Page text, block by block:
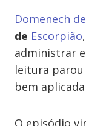
Domenech
de Escorpião
administrar
leitura parou
bem
O episódio